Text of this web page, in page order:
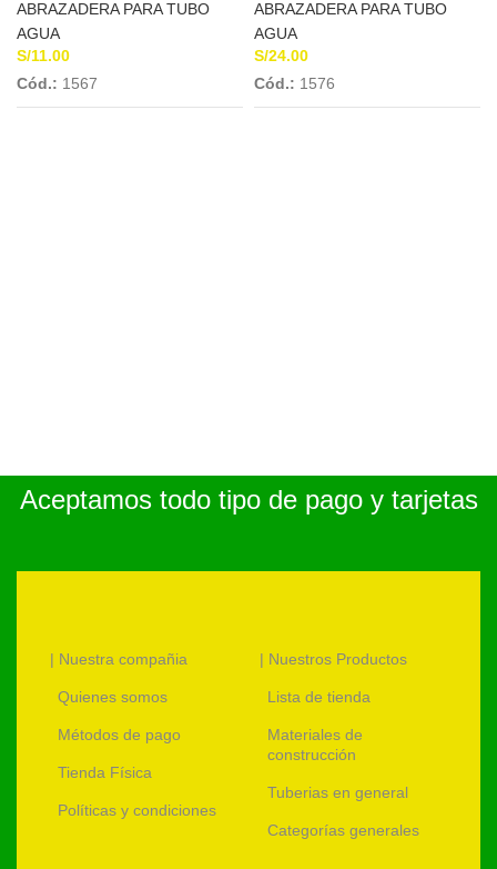
ABRAZADERA PARA TUBO
AGUA
S/11.00
Cód.: 1567
ABRAZADERA PARA TUBO
AGUA
S/24.00
Cód.: 1576
Aceptamos todo tipo de pago y tarjetas
| Nuestra compañia
Quienes somos
Métodos de pago
Tienda Física
Políticas y condiciones
| Nuestros Productos
Lista de tienda
Materiales de
construcción
Tuberias en general
Categorías generales